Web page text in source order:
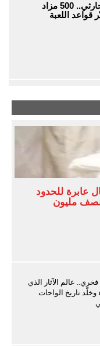
ناصر طويرش الحارثي.. 500 مزاد
اللعبة
عابرة للحدود
مليون
عالم الآثار الذي
تاريخ الواحات